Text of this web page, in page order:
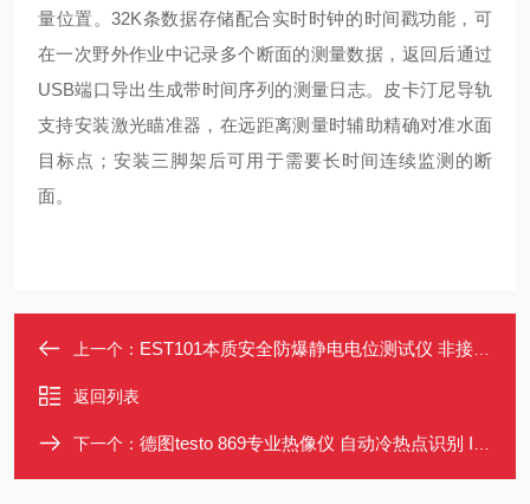
量位置。32K条数据存储配合实时时钟的时间戳功能，可
在一次野外作业中记录多个断面的测量数据，返回后通过
USB端口导出生成带时间序列的测量日志。皮卡汀尼导轨
支持安装激光瞄准器，在远距离测量时辅助精确对准水面
目标点；安装三脚架后可用于需要长时间连续监测的断
面。
上一个： EST101本质安全防爆静电电位测试仪 非接触式 80KV量程
返回列表
下一个： 德图testo 869专业热像仪 自动冷热点识别 IFOV警示 坚固耐用